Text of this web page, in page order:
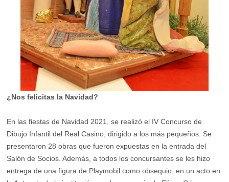
¿Nos felicitas la Navidad?
En las fiestas de Navidad 2021, se realizó el IV Concurso de
Dibujo Infantil del Real Casino, dirigido a los más pequeños. Se
presentaron 28 obras que fueron expuestas en la entrada del
Salón de Socios. Además, a todos los concursantes se les hizo
entrega de una figura de Playmobil como obsequio, en un acto en